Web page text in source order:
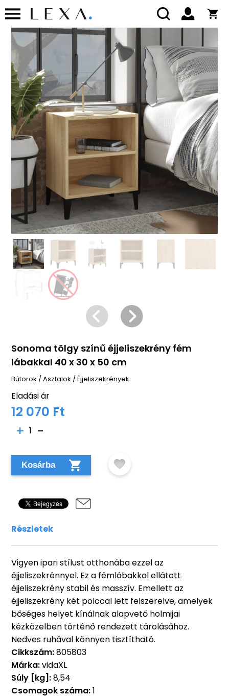
Sonoma tölgy színű éjjeliszekrény fém
lábakkal 40 x 30 x 50 cm
Bútorok /Asztalok /Éjjeliszekrények
Eladási ár
12 070 Ft
1
Kosárba
Részletek
Vigyen ipari stílust otthonába ezzel az
éjjeliszekrénnyel. Ez a fémlábakkal ellátott
éjjeliszekrény stabil és masszív. Emellett az
éjjeliszekrény két polccal lett felszerelve, amelyek
bőséges helyet kínálnak alapvető holmijai
kézközelben történő rendezett tárolásához.
Nedves ruhával könnyen tisztítható.
Cikkszám:805803
Márka:vidaXL
Súly [kg]:8,54
Csomagok száma:1